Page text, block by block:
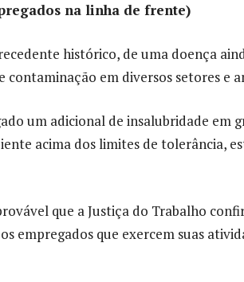
na linha de frente)
histórico, de uma doença
em diversos setores e
um adicional de insalubridade em
acima dos limites de tolerância,
que a Justiça do Trabalho
empregados que exercem suas